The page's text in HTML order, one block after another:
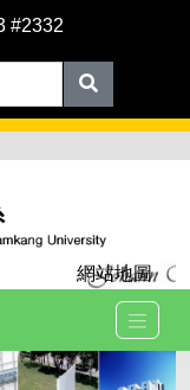
#2332
網站地圖